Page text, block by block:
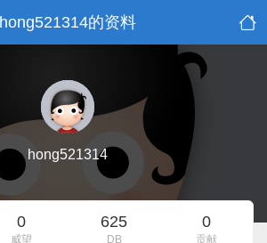
hong521314的资料
hong521314
0
威望
625
DB
0
贡献